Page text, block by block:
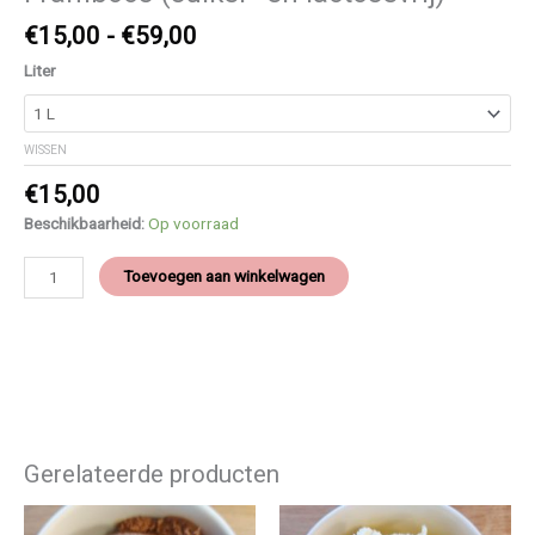
€15,00 - €59,00
Liter
WISSEN
€15,00
Beschikbaarheid:Op voorraad
Toevoegen aan winkelwagen
Gerelateerde producten
Prijsklasse:
Dit
Prijsklasse:
Dit